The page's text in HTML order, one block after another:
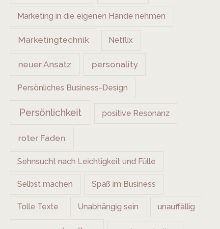
Marketing in die eigenen Hände nehmen
Marketingtechnik Netflix
neuer Ansatz personality
Persönliches Business-Design
Persönlichkeit positive Resonanz
roter Faden
Sehnsucht nach Leichtigkeit und Fülle
Selbst machen Spaß im Business
Tolle Texte Unabhängig sein unauffällig